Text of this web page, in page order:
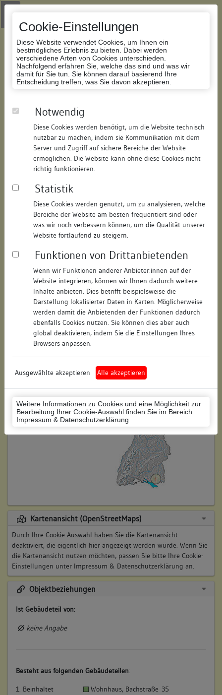
Cookie-Einstellungen
Diese Website verwendet Cookies, um Ihnen ein
bestmögliches Erlebnis zu bieten. Dabei werden
verschiedene Arten von Cookies unterschieden.
Nachfolgend erfahren Sie, welche das sind und was wir
damit für Sie tun. Sie können darauf basierend Ihre
Entscheidung treffen, was Sie davon akzeptieren.
Notwendig
Diese Cookies werden benötigt, um die Website technisch
nutzbar zu machen, indem sie Kommunikation mit dem
Server und Zugriff auf sichere Bereiche der Website
ermöglichen. Die Website kann ohne diese Cookies nicht
richtig funktionieren.
Statistik
Diese Cookies werden genutzt, um zu analysieren, welche
Bereiche der Website am besten frequentiert sind oder
was wir noch verbessern können, um die Qualität unserer
Website fortlaufend zu steigern.
Funktionen von Drittanbietenden
Wenn wir Funktionen anderer Anbieter:innen auf der
Website integrieren, können wir Ihnen dadurch weitere
Inhalte anbieten. Dies betrifft beispielsweise die
Darstellung lokalisierter Daten in Karten. Möglicherweise
werden damit die Anbietenden der Funktionen dadurch
ebenfalls Cookies nutzen. Sie können dies aber auch
global deaktivieren, indem Sie die Einstellungen Ihres
Browsers anpassen.
Ausgewählte akzeptieren Alle akzeptieren
Weitere Informationen zu Cookies und eine Möglichkeit zur
Bearbeitung Ihrer Cookie-Auswahl finden Sie im Bereich
Impressum & Datenschutzerklärung
Zur Navigation springen
Zum Inhalt der Website springen
Datenbank Bauforschung/Restaurierung
Weinbergstrasse
168792661711/ Datum:21.03.2012
Datenbestand:
Bauforschung
Objektdaten
Straße: Bachstraße
Hausnummer: 35
Postleitzahl: 88212
Stadt-Teilort: Ravensburg
Regierungsbezirk: Tübingen
Ravensburg (Landkreis)
Flurstücknummer: keine
Historischer Straßenname: keiner
Historische Gebäudenummer: keine
Lage des Wohnplatzes:
Kartenansicht (OpenStreetMaps)
Durch Ihre Cookie-Auswahl haben Sie die Kartenansicht
deaktiviert, die eigentlich hier angezeigt werden würde. Wenn Sie
die Kartenansicht nutzen möchten, passen Sie bitte Ihre Cookie-
Einstellungen unter Impressum & Datenschutzerklärung an.
Objektbeziehungen
Ist Gebäudeteil von:
keine Angabe
Besteht aus folgenden Gebäudeteilen:
1. Beinhaltet
Wohnhaus, Bachstraße 35